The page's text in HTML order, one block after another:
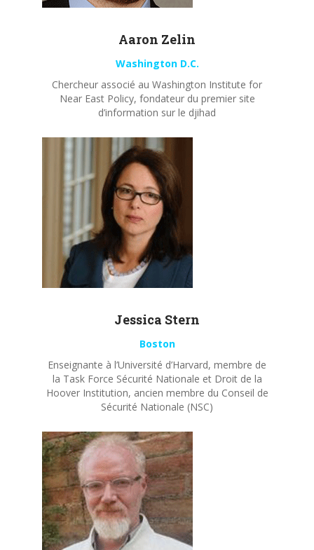
Aaron Zelin
Washington D.C.
Chercheur associé au Washington Institute for
Near East Policy, fondateur du premier site
d’information sur le djihad
Jessica Stern
Boston
Enseignante à l’Université d’Harvard, membre de
la Task Force Sécurité Nationale et Droit de la
Hoover Institution, ancien membre du Conseil de
Sécurité Nationale (NSC)